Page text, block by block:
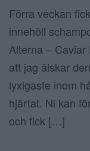
Förra veckan
innehöll
Alterna –
att jag älskar
lyxigaste inom
hjärtat. Ni kan
och fick […]